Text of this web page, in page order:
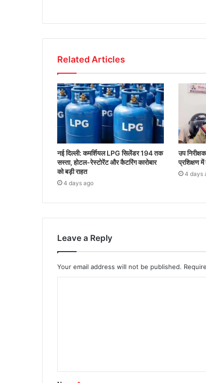
Related Articles
नई दिल्ली: कमर्शियल LPG सिलेंडर 194 तक
सस्ता, होटल-रेस्टोरेंट और कैटरिंग कारोबार
को बड़ी राहत
4 days ago
उप
प्रशिक्षण
4 days
Leave a Reply
Your email address will not be published.